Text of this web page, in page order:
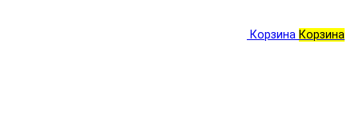
Корзина Корзина